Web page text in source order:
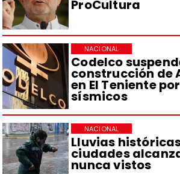
ProCultura
Codelco
construcción de
en El Teniente
sísmicos
NACIONAL
Lluvias
ciudades
nunca vistos
NACIONAL